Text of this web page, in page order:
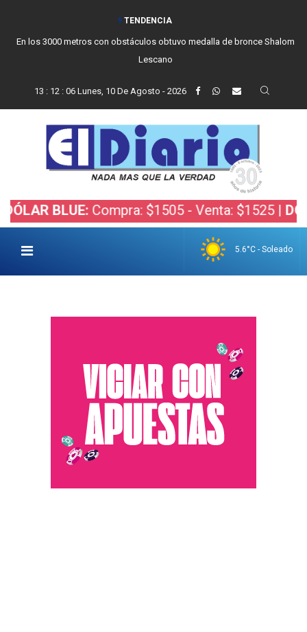
TENDENCIA
En los 3000 metros con obstáculos obtuvo medalla de bronce Shalom
Lescano
13 : 12 : 07 Lunes, 10 De Agosto - 2026
BLUE:Compra: $1505 - Venta: $1525 |DÓLAR
5.6°C - Soleado